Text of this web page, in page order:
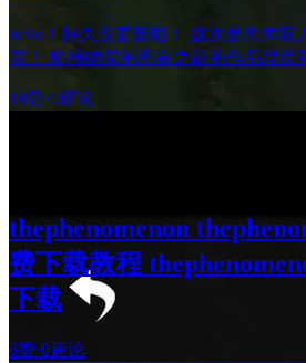
hello！好久没更新啦！ 这次是恐怖双
院！ 精神病院的图在之前的作品里
18赞·5评论
thephenomenon
费下载教程
下载
6赞·0评论